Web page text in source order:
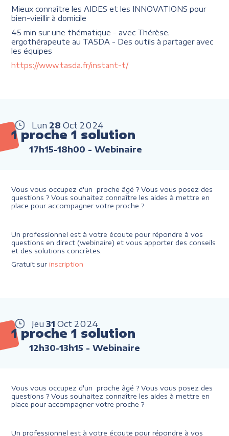
Mieux connaître les AIDES et les INNOVATIONS pour
bien-vieillir à domicile
45 min sur une thématique - avec Thérèse,
ergothérapeute au TASDA - Des outils à partager avec
les équipes
https://www.tasda.fr/instant-t/
Lun 28 Oct 2024
1 proche 1 solution
17h15-18h00 - Webinaire
Vous vous occupez d'un proche âgé ? Vous vous posez des
questions ? Vous souhaitez connaître les aides à mettre en
place pour accompagner votre proche ?
Un professionnel est à votre écoute pour répondre à vos
questions en direct (webinaire) et vous apporter des conseils
et des solutions concrètes.
Gratuit sur inscription
Jeu 31 Oct 2024
1 proche 1 solution
12h30-13h15 - Webinaire
Vous vous occupez d'un proche âgé ? Vous vous posez des
questions ? Vous souhaitez connaître les aides à mettre en
place pour accompagner votre proche ?
Un professionnel est à votre écoute pour répondre à vos